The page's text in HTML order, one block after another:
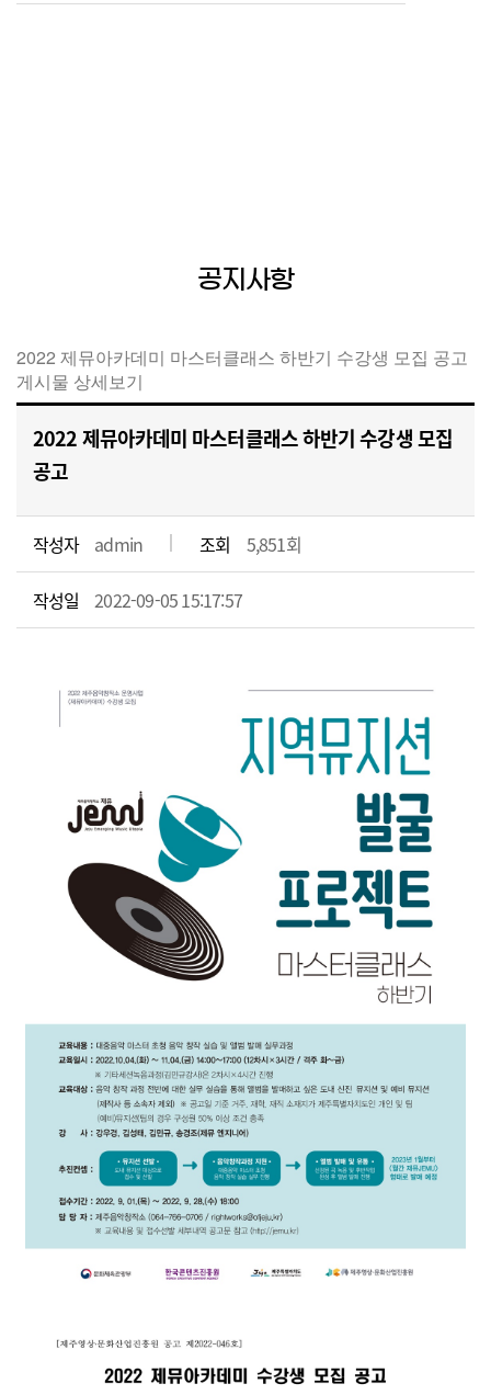
공지사항
2022 제뮤아카데미 마스터클래스 하반기 수강생 모집 공고
게시물 상세보기
2022 제뮤아카데미 마스터클래스 하반기 수강생 모집
공고
작성자 admin 조회 5,851회
작성일 2022-09-05 15:17:57